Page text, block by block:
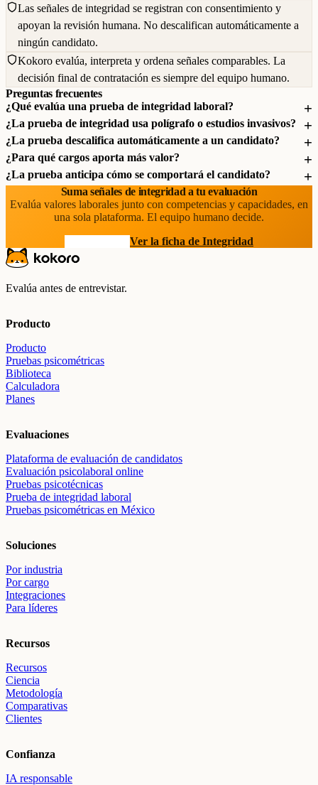
Las señales de integridad se registran con consentimiento y
apoyan la revisión humana. No descalifican automáticamente a
ningún candidato.
Kokoro evalúa, interpreta y ordena señales comparables. La
decisión final de contratación es siempre del equipo humano.
Preguntas frecuentes
¿Qué evalúa una prueba de integridad laboral?
¿La prueba de integridad usa polígrafo o estudios invasivos?
¿La prueba descalifica automáticamente a un candidato?
¿Para qué cargos aporta más valor?
¿La prueba anticipa cómo se comportará el candidato?
Suma señales de integridad a tu evaluación
Evalúa valores laborales junto con competencias y capacidades, en
una sola plataforma. El equipo humano decide.
Ver la ficha de Integridad
Evalúa antes de entrevistar.
Producto
Producto
Pruebas psicométricas
Biblioteca
Calculadora
Planes
Evaluaciones
Plataforma de evaluación de candidatos
Evaluación psicolaboral online
Pruebas psicotécnicas
Prueba de integridad laboral
Pruebas psicométricas en México
Soluciones
Por industria
Por cargo
Integraciones
Para líderes
Recursos
Recursos
Ciencia
Metodología
Comparativas
Clientes
Confianza
IA responsable